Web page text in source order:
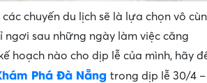
chuyến du lịch sẽ là lựa chọn vô
sau những ngày làm việc căng
hoạch nào cho dịp lễ của mình, hãy
Phá Đà Nẵng trong dịp lễ 30/4 –